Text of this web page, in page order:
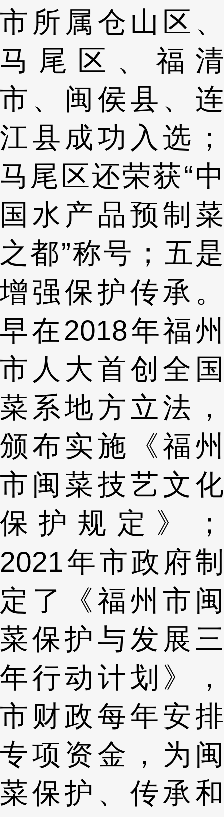
市所属仓山区、
马尾区、福清
市、闽侯县、连
江县成功入选；
马尾区还荣获“中
国水产品预制菜
之都”称号；五是
增强保护传承。
早在2018年福州
市人大首创全国
菜系地方立法，
颁布实施《福州
市闽菜技艺文化
保护规定》；
2021年市政府制
定了《福州市闽
菜保护与发展三
年行动计划》，
市财政每年安排
专项资金，为闽
菜保护、传承和